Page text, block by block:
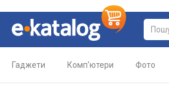
Гаджети Комп'ютери Фото